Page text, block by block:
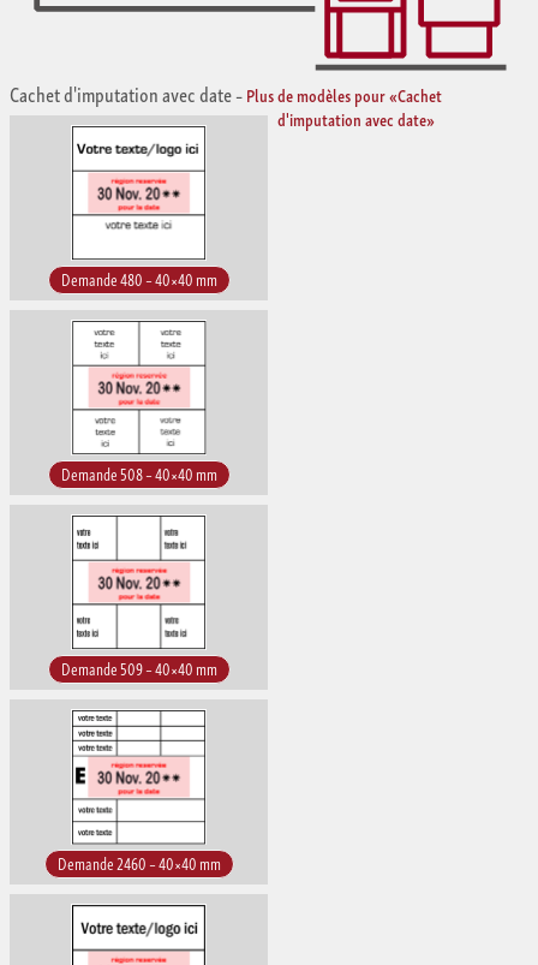
Cachet d'imputation avec date–Plus de modèles pour «Cachet
d'imputation avec date»
Demande 480 – 40×40 mm
Demande 508 – 40×40 mm
Demande 509 – 40×40 mm
Demande 2460 – 40×40 mm